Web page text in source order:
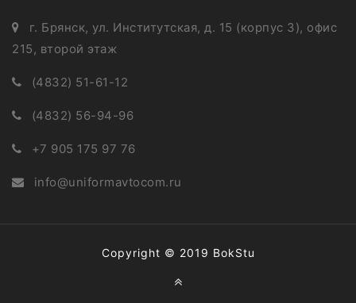
г. Брянск, ул. Институтская, д. 15 (корпус 3), офис
215, второй этаж
(4832) 51-61-12
(4832) 56-94-96
+7 905 175 97 76
info@uniformavtocom.ru
Copyright © 2019 BokStu